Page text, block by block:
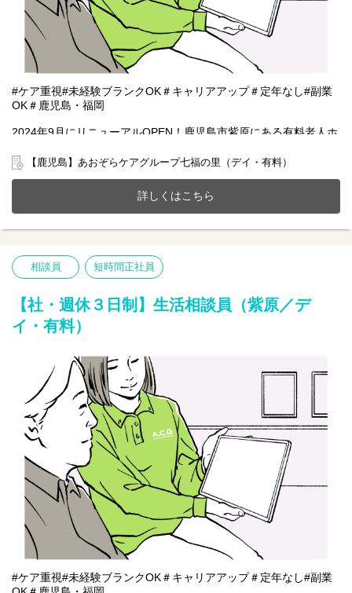
#ケア重視#未経験ブランクOK＃キャリアアップ＃定年なし#副業
OK＃鹿児島・福岡
2024年9月にリニューアルOPEN！鹿児島市紫原にある有料老人ホ
せんか？
20～70代まで幅広い年齢層の方が活躍中です。
今までのご経験やスキルを当社で発揮して頂ける方を募集してい
【仕事内容】相談業務全般 ※夜勤は希望者のみ
〇入所退所手続
〇介助サポートなど
★
【鹿児島】あおぞらケアグループ七福の里（デイ・有料）
詳しくはこちら
相談員 短時間正社員
【社・週休３日制】生活相談員（紫原／デ
イ・有料）
#ケア重視#未経験ブランクOK＃キャリアアップ＃定年なし#副業